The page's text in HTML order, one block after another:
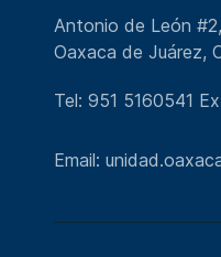
Antonio de León
Oaxaca de Juárez,
Tel: 951 5160541
Email: